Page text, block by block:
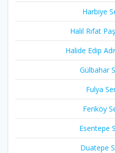
Harbiye
Halil Rıfat
Halide Edip
Gülbahar
Fulya
Feriköy
Esentepe
Duatepe